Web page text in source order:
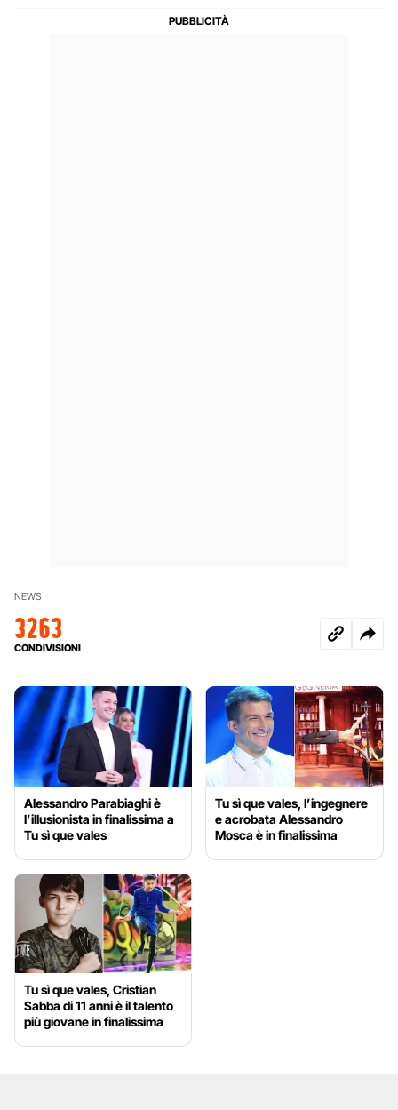
NEWS
3263
CONDIVISIONI
Alessandro Parabiaghi è
l’illusionista in finalissima a
Tu sì que vales
Tu sì que vales, l’ingegnere
e acrobata Alessandro
Mosca è in finalissima
Tu sì que vales, Cristian
Sabba di 11 anni è il talento
più giovane in finalissima